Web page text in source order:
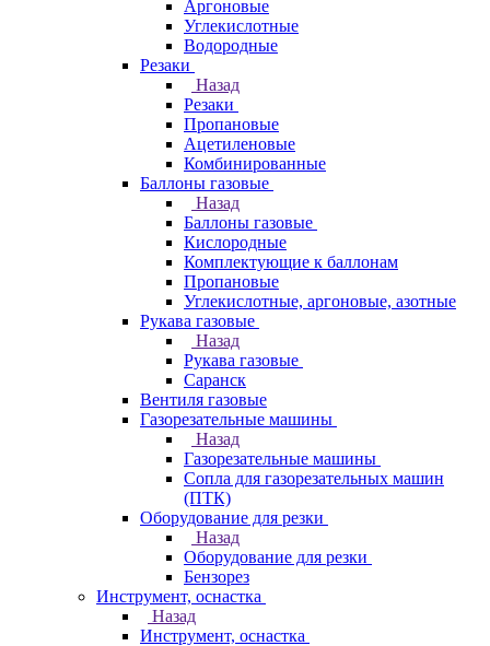
Аргоновые
Углекислотные
Водородные
Резаки
Назад
Резаки
Пропановые
Ацетиленовые
Комбинированные
Баллоны газовые
Назад
Баллоны газовые
Кислородные
Комплектующие к баллонам
Пропановые
Углекислотные, аргоновые, азотные
Рукава газовые
Назад
Рукава газовые
Саранск
Вентиля газовые
Газорезательные машины
Назад
Газорезательные машины
Сопла для газорезательных машин
(ПТК)
Оборудование для резки
Назад
Оборудование для резки
Бензорез
Инструмент, оснастка
Назад
Инструмент, оснастка